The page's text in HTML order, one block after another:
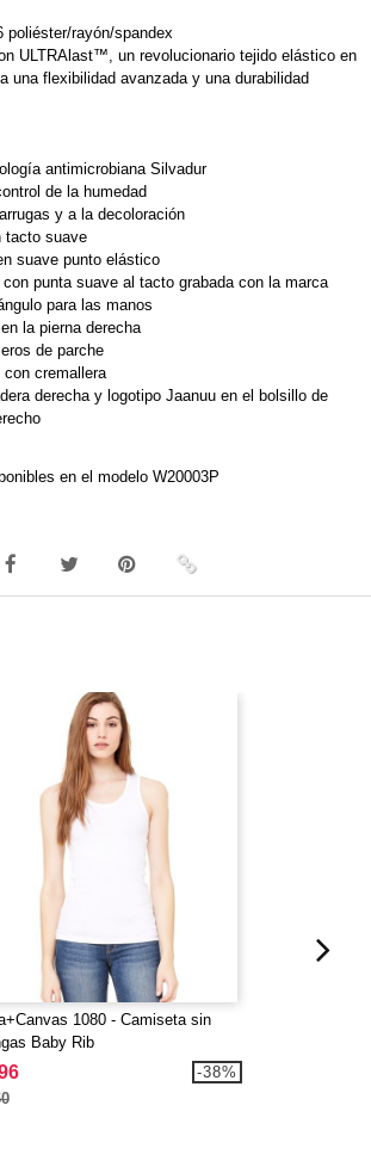
poliéster/rayón/spandex
ULTRAlast™, un revolucionario tejido elástico en
una flexibilidad avanzada y una durabilidad
antimicrobiana Silvadur
de la humedad
y a la decoloración
tacto suave
suave punto elástico
punta suave al tacto grabada con la marca
para las manos
la pierna derecha
de parche
cremallera
derecha y logotipo Jaanuu en el bolsillo de
en el modelo W20003P
1080 - Camiseta sin
Baby Rib
-38%